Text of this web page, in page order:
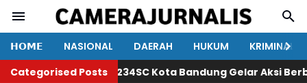
𝗛𝗢𝗠𝗘 NASIONAL DAERAH HUKUM
KRIMINAL
Categorised Posts234SC Kota Bandung Gelar Aksi Berbagi